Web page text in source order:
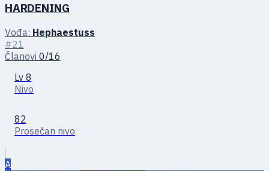
HARDENING
Vođa: Hephaestuss
#21
Članovi 0/16
Lv 8
Nivo
82
Prosečan nivo
A